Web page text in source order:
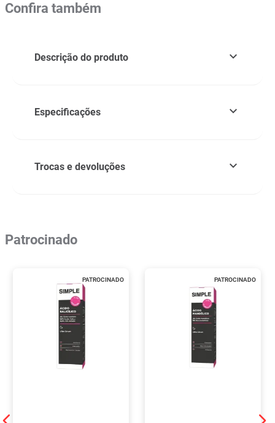
Confira também
Descrição do produto
Especificações
Trocas e devoluções
Patrocinado
PATROCINADO PATROCINADO